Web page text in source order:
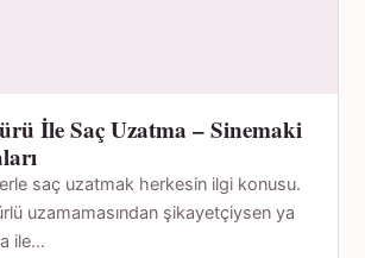
İle Saç Uzatma – Sinemaki
saç uzatmak herkesin ilgi konusu.
uzamamasından şikayetçiysen ya
ile…